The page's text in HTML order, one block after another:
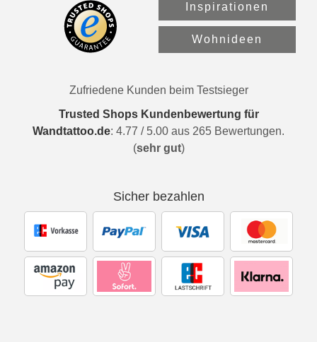
Inspirationen
Wohnideen
Zufriedene Kunden beim Testsieger
Trusted Shops Kundenbewertung für
Wandtattoo.de: 4.77 / 5.00 aus 265 Bewertungen.
(sehr gut)
Sicher bezahlen